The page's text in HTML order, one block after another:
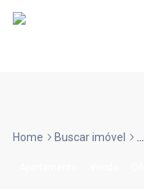
Home Buscar imóvel ...